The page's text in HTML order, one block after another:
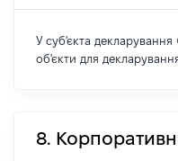
У суб'єкта декларування
об'єкти для
8.